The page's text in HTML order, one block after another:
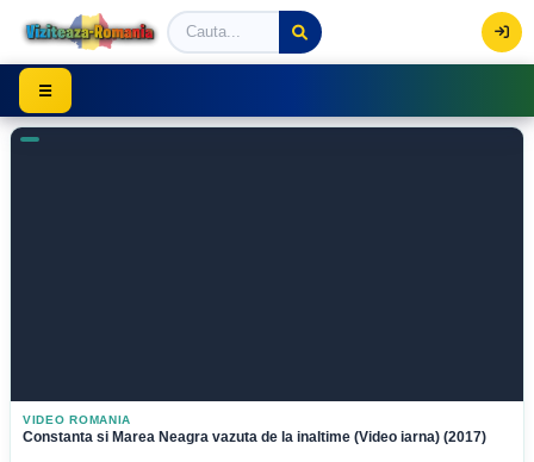
Viziteaza Romania | Obiective Turistice | Trasee
☰
VIDEO ROMANIA
Constanta si Marea Neagra vazuta de la inaltime (Video iarna) (2017)